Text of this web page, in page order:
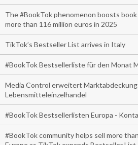
The #BookTok phenomenon boosts
more than 116 million euros in 2025
TikTok’s Bestseller List arrives in Italy
#BookTok Bestsellerliste für den Monat
Media Control erweitert Marktabdeckung
Lebensmitteleinzelhandel
#BookTok Bestsellerlisten Europa -
#BookTok community helps sell more